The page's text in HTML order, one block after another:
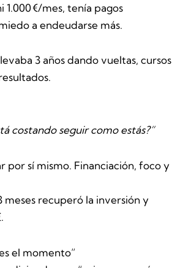
1.000 €/mes, tenía pagos
a endeudarse más.
3 años dando vueltas, cursos
costando seguir como estás?”
por sí mismo. Financiación, foco y
meses recuperó la inversión y
el momento”